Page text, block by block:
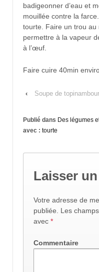
badigeonner d’eau et
mouillée contre la
tourte. Faire un trou
permettre à la vapeur
à l’œuf.
Faire cuire 40min
‹
Soupe de
Publié dans Des légumes
avec : tourte
Laisser
Votre adresse de
publiée.
Les
avec *
Commentaire